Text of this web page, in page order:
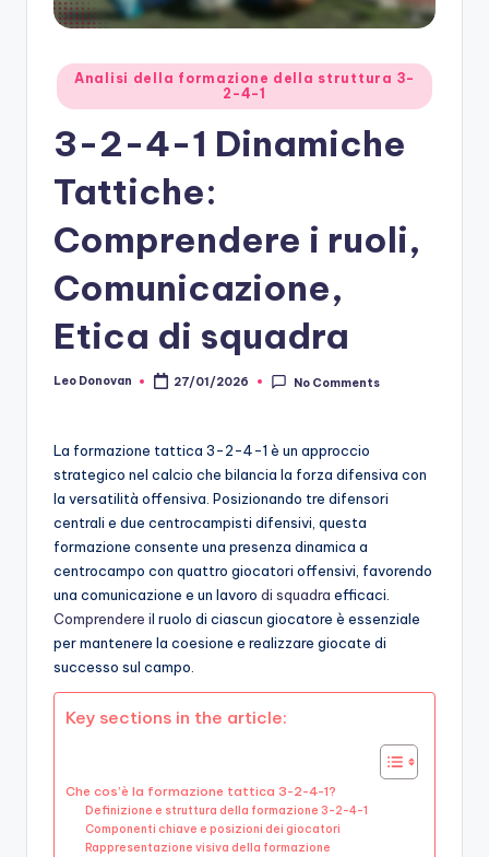
Posted
in
Analisi della formazione della struttura 3-
2-4-1
3-2-4-1 Dinamiche
Tattiche:
Comprendere i ruoli,
Comunicazione,
Etica di squadra
Posted
Leo Donovan 27/01/2026 No Comments
La formazione tattica 3-2-4-1 è un approccio
strategico nel calcio che bilancia la forza difensiva con
la versatilità offensiva. Posizionando tre difensori
centrali e due centrocampisti difensivi, questa
formazione consente una presenza dinamica a
centrocampo con quattro giocatori offensivi, favorendo
una comunicazione e un lavoro di squadra efficaci.
Comprendere il ruolo di ciascun giocatore è essenziale
per mantenere la coesione e realizzare giocate di
successo sul campo.
Key sections in the article:
Che cos’è la formazione tattica 3-2-4-1?
Definizione e struttura della formazione 3-2-4-1
Componenti chiave e posizioni dei giocatori
Rappresentazione visiva della formazione